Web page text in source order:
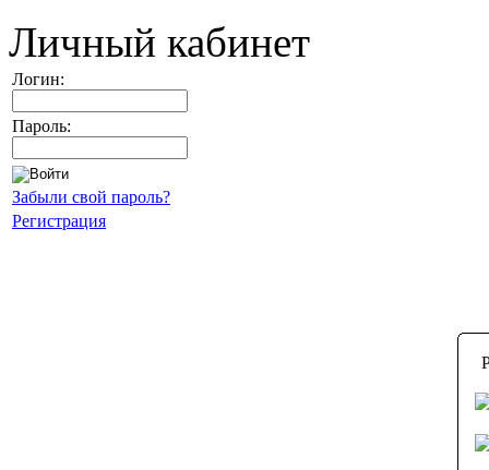
Личный кабинет
Логин:
Пароль:
Забыли свой пароль?
Регистрация